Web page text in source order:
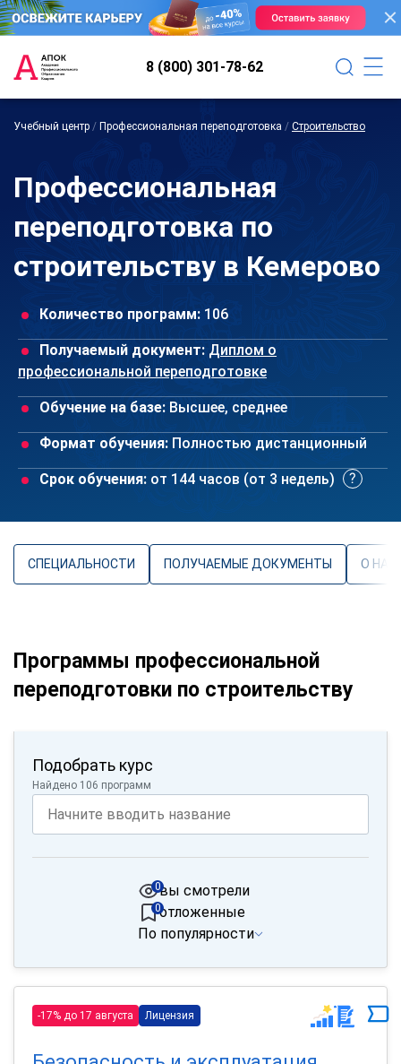
8 (800) 301-78-62
Учебный центр / Профессиональная переподготовка / Строительство
Профессиональная
переподготовка по
строительству в Кемерово
Количество программ: 106
Получаемый документ: Диплом о
профессиональной переподготовке
Обучение на базе: Высшее, среднее
Формат обучения: Полностью дистанционный
Срок обучения: от 144 часов (от 3 недель)
СПЕЦИАЛЬНОСТИ ПОЛУЧАЕМЫЕ ДОКУМЕНТЫ О
Программы профессиональной
переподготовки по строительству
Подобрать курс
Найдено 106 программ
вы смотрели
0
отложенные
0
По популярности
-17% до 17 августа Лицензия